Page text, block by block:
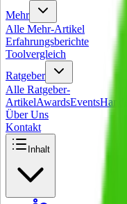
Mehr
Alle Mehr-Artikel
Erfahrungsberichte
Toolvergleich
Ratgeber
Alle Ratgeber-
ArtikelAwardsEventsHandel
Über Uns
Kontakt
Inhalt